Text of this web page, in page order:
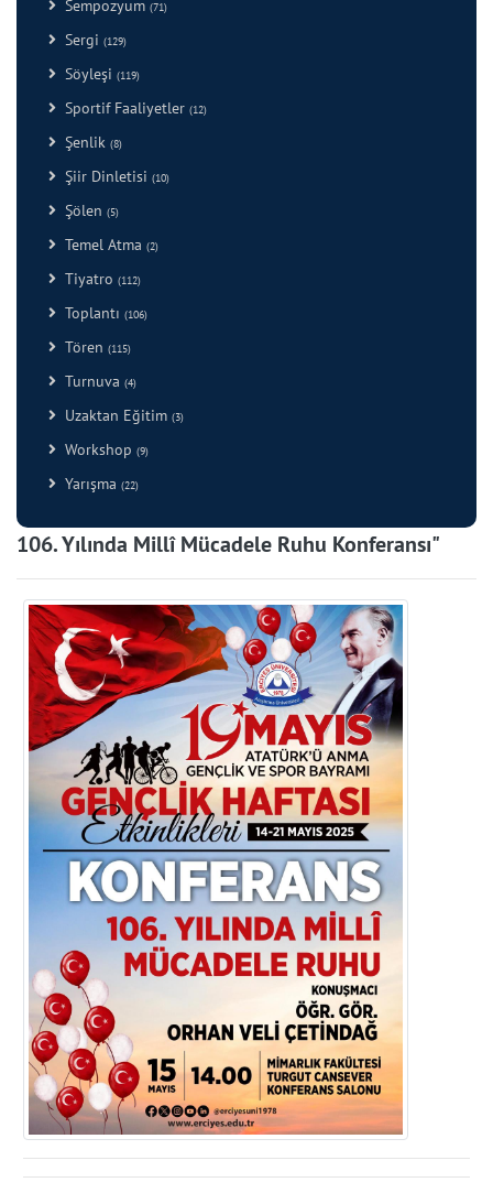
Sempozyum (71)
Sergi (129)
Söyleşi (119)
Sportif Faaliyetler (12)
Şenlik (8)
Şiir Dinletisi (10)
Şölen (5)
Temel Atma (2)
Tiyatro (112)
Toplantı (106)
Tören (115)
Turnuva (4)
Uzaktan Eğitim (3)
Workshop (9)
Yarışma (22)
106. Yılında Millî Mücadele Ruhu Konferansı"